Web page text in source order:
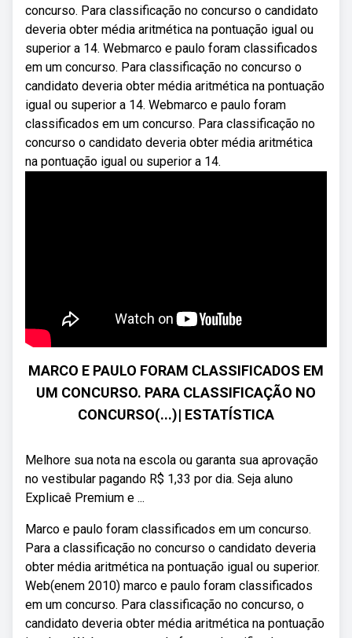
concurso. Para classificação no concurso o candidato
deveria obter média aritmética na pontuação igual ou
superior a 14. Webmarco e paulo foram classificados
em um concurso. Para classificação no concurso o
candidato deveria obter média aritmética na pontuação
igual ou superior a 14. Webmarco e paulo foram
classificados em um concurso. Para classificação no
concurso o candidato deveria obter média aritmética
na pontuação igual ou superior a 14.
MARCO E PAULO FORAM CLASSIFICADOS EM
UM CONCURSO. PARA CLASSIFICAÇÃO NO
CONCURSO(...)| ESTATÍSTICA
Melhore sua nota na escola ou garanta sua aprovação
no vestibular pagando R$ 1,33 por dia. Seja aluno
Explicaê Premium e ...
Marco e paulo foram classificados em um concurso.
Para a classificação no concurso o candidato deveria
obter média aritmética na pontuação igual ou superior.
Web(enem 2010) marco e paulo foram classificados
em um concurso. Para classificação no concurso, o
candidato deveria obter média aritmética na pontuação